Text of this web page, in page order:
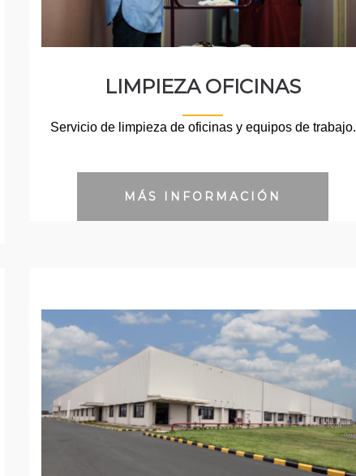
LIMPIEZA OFICINAS
Servicio de limpieza de oficinas y equipos de trabajo.
MÁS INFORMACIÓN